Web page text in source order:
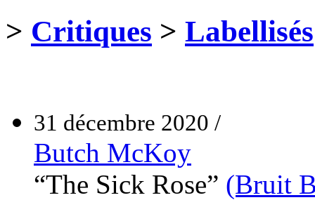
> Critiques > Labellisés
31 décembre 2020 /
Butch McKoy
“The Sick Rose” (Bruit